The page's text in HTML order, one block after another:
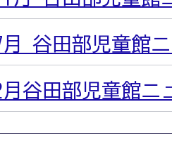
月 谷田部児童館
月谷田部児童館ニ